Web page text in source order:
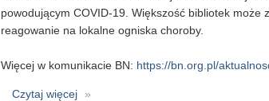
powodującym COVID-19. Większość bibliotek
reagowanie na lokalne ogniska choroby.
Więcej w komunikacie BN: https://bn.org.pl/
Czytaj więcej
o